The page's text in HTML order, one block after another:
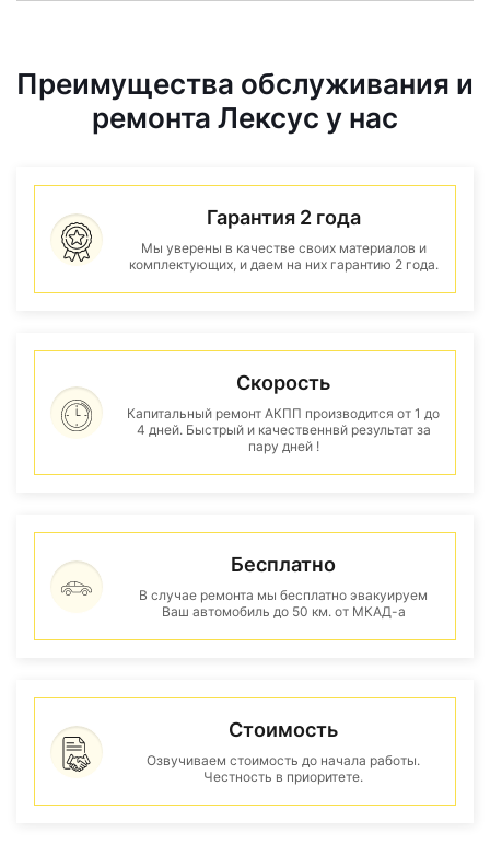
Преимущества обслуживания и
ремонта Лексус у нас
Гарантия 2 года
Мы уверены в качестве своих материалов и
комплектующих, и даем на них гарантию 2 года.
Скорость
Капитальный ремонт АКПП производится от 1 до
4 дней. Быстрый и качественнвй результат за
пару дней !
Бесплатно
В случае ремонта мы бесплатно эвакуируем
Ваш автомобиль до 50 км. от МКАД-а
Стоимость
Озвучиваем стоимость до начала работы.
Честность в приоритете.